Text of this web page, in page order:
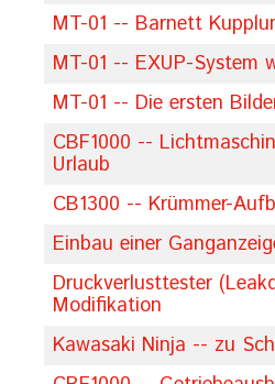
MT-01 -- Barnett
MT-01 -- EXUP-System
MT-01 -- Die ersten
CBF1000 --
Urlaub
CB1300 -- Krümmer-
Einbau einer
Druckverlusttester
Modifikation
Kawasaki Ninja -- zu